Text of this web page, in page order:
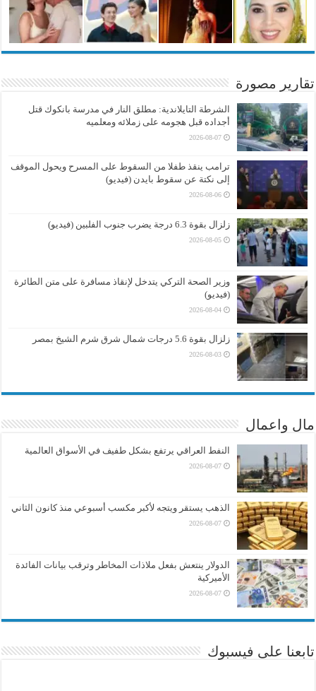
تقارير مصورة
الشرطة التايلاندية: مطلق النار في مدرسة بانكوك قتل
أجداده قبل هجومه على زملائه ومعلميه
2026-08-07
ترامب ينقذ طفلا من السقوط على المسرح ويحول الموقف
إلى نكتة عن سقوط بايدن (فيديو)
2026-08-06
زلزال بقوة 6.3 درجة يضرب جنوب الفلبين (فيديو)
2026-08-05
وزير الصحة التركي يتدخل لإنقاذ مسافرة على متن الطائرة
(فيديو)
2026-08-04
زلزال بقوة 5.6 درجات شمال شرق شرم الشيخ بمصر
2026-08-03
مال واعمال
النفط العراقي يرتفع بشكل طفيف في الأسواق العالمية
2026-08-07
الذهب يستقر ويتجه لأكبر مكسب أسبوعي منذ كانون الثاني
2026-08-07
الدولار ينتعش بفعل ملاذات المخاطر وترقب بيانات الفائدة
الأميركية
2026-08-07
تابعنا على فيسبوك